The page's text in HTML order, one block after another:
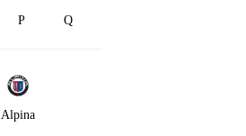
P Q
Alpina